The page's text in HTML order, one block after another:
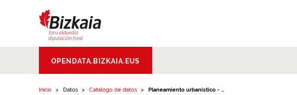
Aldundia.Diputacion
Foral de Bizkaia
OPENDATA.BIZKAIA.EUS
Inicio Datos Catálogo de datos Planeamiento urbanístico - ...